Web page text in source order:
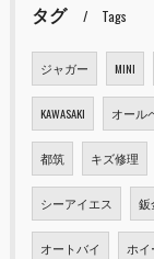
タグ Tags
ジャガー MINI
KAWASAKI オール
都筑 キズ修理
シーアイエス 鈑
オートバイ ホ